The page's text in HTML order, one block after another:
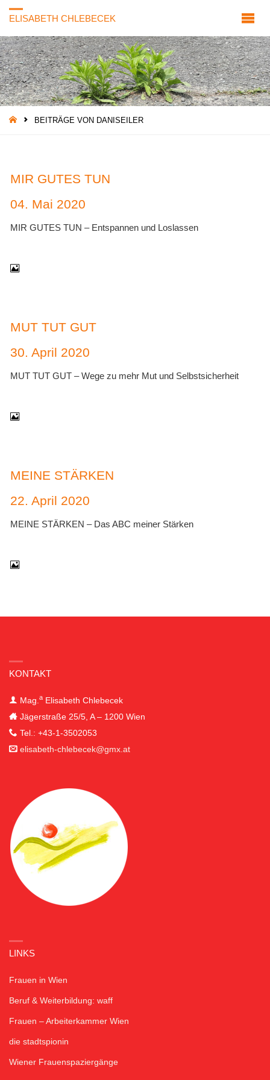
ELISABETH CHLEBECEK
STARTBEITRÄGE VON DANISEILER
MIR GUTES TUN
04. Mai 2020
MIR GUTES TUN – Entspannen und Loslassen
MUT TUT GUT
30. April 2020
MUT TUT GUT – Wege zu mehr Mut und Selbstsicherheit
MEINE STÄRKEN
22. April 2020
MEINE STÄRKEN – Das ABC meiner Stärken
KONTAKT
Mag.a Elisabeth Chlebecek
Jägerstraße 25/5, A – 1200 Wien
Tel.: +43-1-3502053
elisabeth-chlebecek@gmx.at
LINKS
Frauen in Wien
Beruf & Weiterbildung: waff
Frauen – Arbeiterkammer Wien
die stadtspionin
Wiener Frauenspaziergänge